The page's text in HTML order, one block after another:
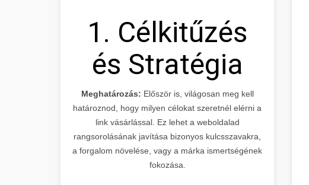
1. Célkitűzés
és Stratégia
Meghatározás: Először is, világosan meg kell
határoznod, hogy milyen célokat szeretnél elérni a
link vásárlással. Ez lehet a weboldalad
rangsorolásának javítása bizonyos kulcsszavakra,
a forgalom növelése, vagy a márka ismertségének
fokozása.